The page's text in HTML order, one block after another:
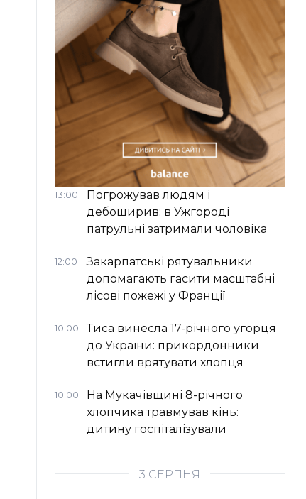
13:00
Погрожував людям і
дебоширив: в Ужгороді
патрульні затримали чоловіка
12:00
Закарпатські рятувальники
допомагають гасити масштабні
лісові пожежі у Франції
10:00
Тиса винесла 17-річного угорця
до України: прикордонники
встигли врятувати хлопця
10:00
На Мукачівщині 8-річного
хлопчика травмував кінь:
дитину госпіталізували
3 СЕРПНЯ